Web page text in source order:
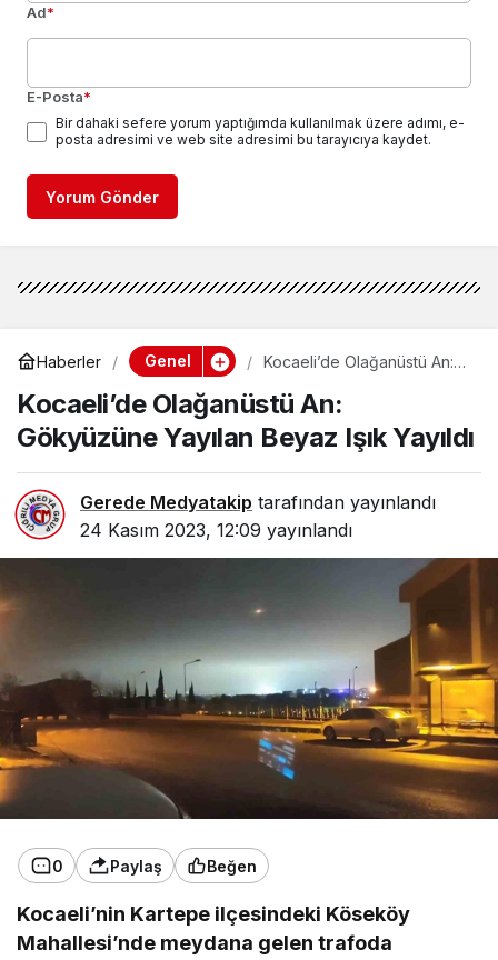
Ad*
E-Posta*
Bir dahaki sefere yorum yaptığımda kullanılmak üzere adımı, e-
posta adresimi ve web site adresimi bu tarayıcıya kaydet.
Yorum Gönder
Haberler Genel
Kocaeli’de Olağanüstü An:
Işık Yayıldı
Kocaeli’de Olağanüstü An:
Gökyüzüne Yayılan Beyaz Işık Yayıldı
Gerede Medyatakip tarafından yayınlandı
24 Kasım 2023, 12:09 yayınlandı
0 Paylaş Beğen
Kocaeli’nin Kartepe ilçesindeki Köseköy
Mahallesi’nde meydana gelen trafoda